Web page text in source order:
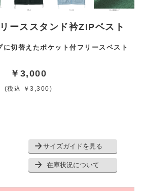
ーススタンド衿ZIPベスト
に切替えたポケット付フリースベスト
￥3,000
(税込 ￥3,300)
サイズガイドを見る
在庫状況について